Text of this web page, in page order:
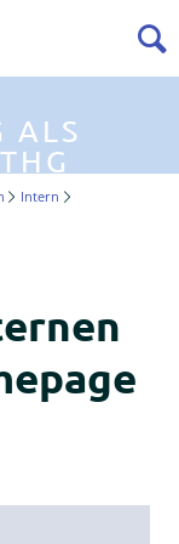
ALS
Intern